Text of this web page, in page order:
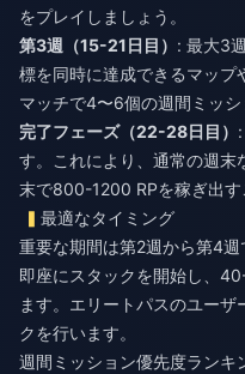
をプレイしましょう。
第3週（15-21日目） : 最大3
標を同時に達成できるマップ
マッチで4〜6個の週間ミッシ
完了フェーズ（22-28日目）
す。これにより、通常の週
末で800-1200 RPを稼ぎ出す
最適なタイミング
重要な期間は第2週から第4
即座にスタックを開始し、
ます。エリートパスのユー
クを行います。
週間ミッション優先度ランキ